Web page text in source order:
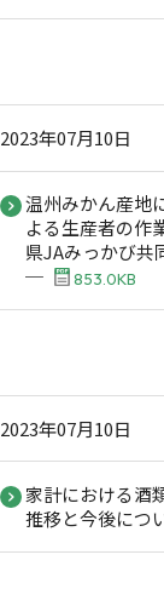
2023年07月10日
温州みかん産地
よる生産者の作
県JAみっかび共
─
853.0KB
2023年07月10日
家計における酒
推移と今後につ